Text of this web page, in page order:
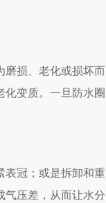
损、老化或损坏而
化变质。一旦防水圈
冠；或是拆卸和重
气压差，从而让水分